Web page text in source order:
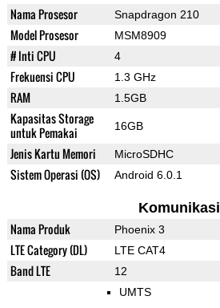
Nama Prosesor Snapdragon 210
Model Prosesor MSM8909
# Inti CPU 4
Frekuensi CPU 1.3 GHz
RAM 1.5GB
Kapasitas Storage
untuk Pemakai
16GB
Jenis Kartu Memori MicroSDHC
Sistem Operasi (OS) Android 6.0.1
Komunikasi
Nama Produk Phoenix 3
LTE Category (DL) LTE CAT4
Band LTE 12
UMTS